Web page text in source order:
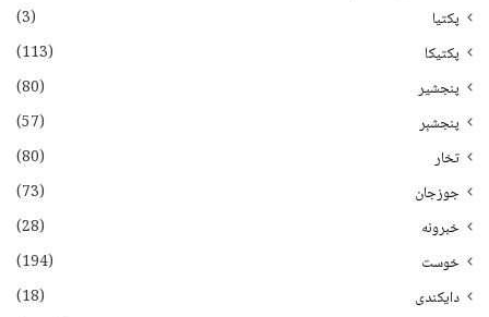
پکتيا
(3)
پکتیکا
(113)
پنجشیر
(80)
پنجشېر
(57)
تخار
(80)
جوزجان
(73)
خبرونه
(28)
خوست
(194)
دایکندی
(18)